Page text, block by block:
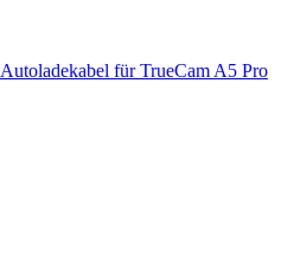
Autoladekabel für TrueCam A5 Pro